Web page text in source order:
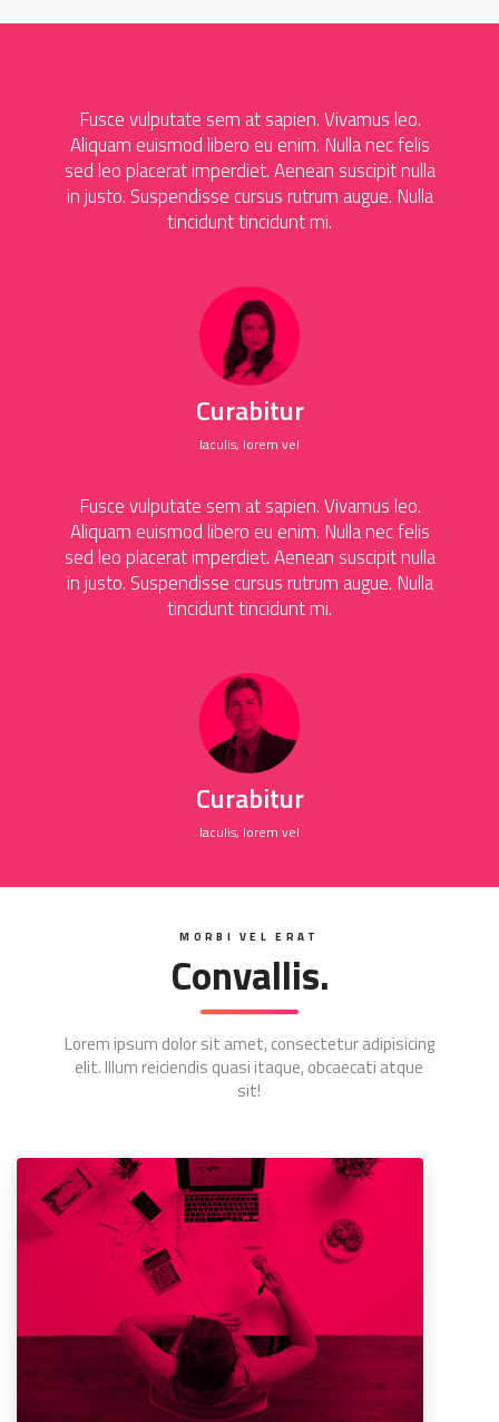
Fusce vulputate sem at sapien. Vivamus leo.
Aliquam euismod libero eu enim. Nulla nec felis
sed leo placerat imperdiet. Aenean suscipit nulla
in justo. Suspendisse cursus rutrum augue. Nulla
tincidunt tincidunt mi.
Curabitur
Iaculis, lorem vel
Fusce vulputate sem at sapien. Vivamus leo.
Aliquam euismod libero eu enim. Nulla nec felis
sed leo placerat imperdiet. Aenean suscipit nulla
in justo. Suspendisse cursus rutrum augue. Nulla
tincidunt tincidunt mi.
Curabitur
Iaculis, lorem vel
MORBI VEL ERAT
Convallis.
Lorem ipsum dolor sit amet, consectetur adipisicing
elit. Illum reiciendis quasi itaque, obcaecati atque
sit!